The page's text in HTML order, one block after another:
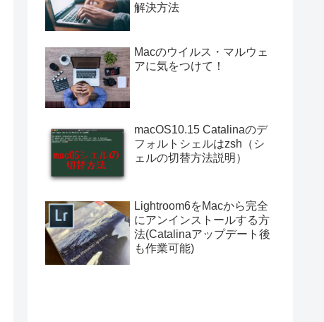
解決方法
Macのウイルス・マルウェ
アに気をつけて！
macOS10.15 Catalinaのデ
フォルトシェルはzsh（シ
ェルの切替方法説明）
Lightroom6をMacから完全
にアンインストールする方
法(Catalinaアップデート後
も作業可能)